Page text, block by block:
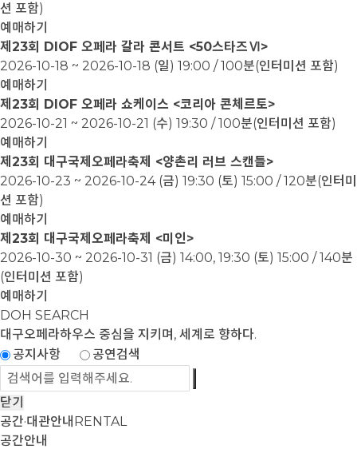
션 포함)
예매하기
제23회 DIOF 오페라 갈라 콘서트 <50스타즈Ⅵ>
2026-10-18 ~ 2026-10-18 (일) 19:00 / 100분(인터미션 포함)
예매하기
제23회 DIOF 오페라 쇼케이스 <코리아 콘체르토>
2026-10-21 ~ 2026-10-21 (수) 19:30 / 100분(인터미션 포함)
예매하기
제23회 대구국제오페라축제 <양촌리 러브 스캔들>
2026-10-23 ~ 2026-10-24 (금) 19:30 (토) 15:00 / 120분(인터미
션 포함)
예매하기
제23회 대구국제오페라축제 <미인>
2026-10-30 ~ 2026-10-31 (금) 14:00, 19:30 (토) 15:00 / 140분
(인터미션 포함)
예매하기
DOH SEARCH
대구오페라하우스 중심을 지키며, 세계로 향하다.
공지사항
공연검색
닫기
공간·대관안내 RENTAL
공간안내